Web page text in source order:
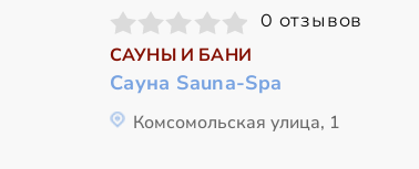
0 отзывов
САУНЫ И БАНИ
Сауна Sauna-Spa
Комсомольская улица, 1